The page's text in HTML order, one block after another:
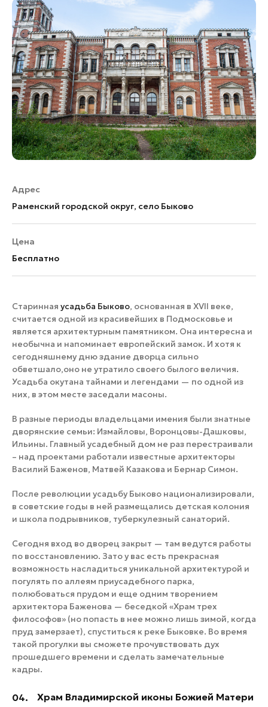
Адрес
Раменский городской округ, село Быково
Цена
Бесплатно
Старинная усадьба Быково, основанная в XVII веке,
считается одной из красивейших в Подмосковье и
является архитектурным памятником. Она интересна и
необычна и напоминает европейский замок. И хотя к
сегодняшнему дню здание дворца сильно
обветшало,оно не утратило своего былого величия.
Усадьба окутана тайнами и легендами — по одной из
них, в этом месте заседали масоны.
В разные периоды владельцами имения были знатные
дворянские семьи: Измайловы, Воронцовы-Дашковы,
Ильины. Главный усадебный дом не раз перестраивали
– над проектами работали известные архитекторы
Василий Баженов, Матвей Казакова и Бернар Симон.
После революции усадьбу Быково национализировали,
в советские годы в ней размещались детская колония
и школа подрывников, туберкулезный санаторий.
Сегодня вход во дворец закрыт — там ведутся работы
по восстановлению. Зато у вас есть прекрасная
возможность насладиться уникальной архитектурой и
погулять по аллеям приусадебного парка,
полюбоваться прудом и еще одним творением
архитектора Баженова — беседкой «Храм трех
философов» (но попасть в нее можно лишь зимой, когда
пруд замерзает), спуститься к реке Быковке. Во время
такой прогулки вы сможете прочувствовать дух
прошедшего времени и сделать замечательные
кадры.
04. Храм Владимирской иконы Божией Матери